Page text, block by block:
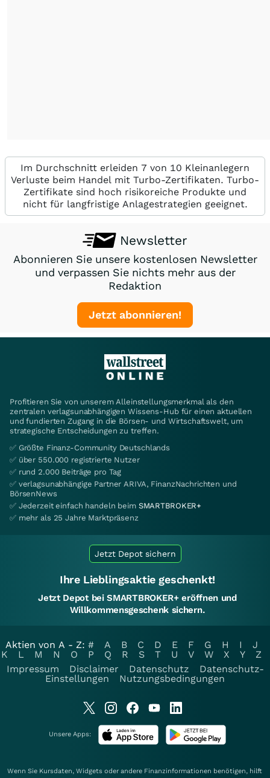
Im Durchschnitt erleiden 7 von 10 Kleinanlegern
Verluste beim Handel mit Turbo-Zertifikaten. Turbo-
Zertifikate sind hoch risikoreiche Produkte und
nicht für langfristige Anlagestrategien geeignet.
Newsletter
Abonnieren Sie unsere kostenlosen Newsletter
und verpassen Sie nichts mehr aus der
Redaktion
Jetzt abonnieren!
Profitieren Sie von unserem Alleinstellungsmerkmal als den
zentralen verlagsunabhängigen Wissens-Hub für einen aktuellen
und fundierten Zugang in die Börsen- und Wirtschaftswelt, um
strategische Entscheidungen zu treffen.
✅ Größte Finanz-Community Deutschlands
✅ über 550.000 registrierte Nutzer
✅ rund 2.000 Beiträge pro Tag
✅ verlagsunabhängige Partner ARIVA, FinanzNachrichten und
BörsenNews
✅ Jederzeit einfach handeln beim SMARTBROKER+
✅ mehr als 25 Jahre Marktpräsenz
Jetzt Depot sichern
Ihre Lieblingsaktie geschenkt!
Jetzt Depot bei SMARTBROKER+ eröffnen und
Willkommensgeschenk sichern.
Aktien von A - Z: # A B C D E F G H I
J
K
L M N O P Q R S T U V W X Y
Z
Impressum
Disclaimer Datenschutz
Datenschutz-
Einstellungen
Nutzungsbedingungen
Unsere Apps:
Wenn Sie Kursdaten, Widgets oder andere Finanzinformationen benötigen, hilft